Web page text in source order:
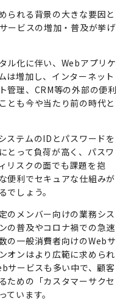
られる背景の大きな要因と
ービスの増加・普及が挙げ
ル化に伴い、 Webアプリケ
は増加し、インターネット
管理、 CRM等の外部の便利
とも今や当たり前の時代と
ステムのID とパスワードを
とって負荷が高く、パスワ
リスクの面でも課題を抱
便利でセキュアな仕組みが
しょう。
のメンバー向けの業務シス
の普及やコロナ禍での急速
の一般消費者向けのWebサ
オンはより広範に求められ
サービスも多い中で、顧客
ための「カスタマーサクセ
います。